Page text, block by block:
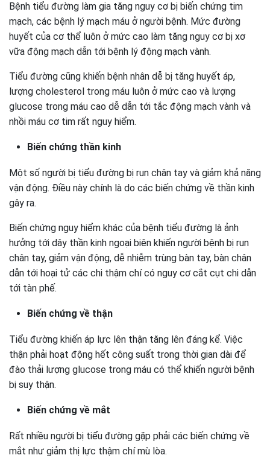
Bệnh tiểu đường làm gia tăng nguy cơ bị biến chứng tim
mạch, các bệnh lý mạch máu ở người bệnh. Mức đường
huyết của cơ thể luôn ở mức cao làm tăng nguy cơ bị xơ
vữa động mạch dẫn tới bệnh lý động mạch vành.
Tiểu đường cũng khiến bệnh nhân dễ bị tăng huyết áp,
lượng cholesterol trong máu luôn ở mức cao và lượng
glucose trong máu cao dễ dẫn tới tắc động mạch vành và
nhồi máu cơ tim rất nguy hiểm.
Biến chứng thần kinh
Một số người bị tiểu đường bị run chân tay và giảm khả năng
vận động. Điều này chính là do các biến chứng về thần kinh
gây ra.
Biến chứng nguy hiểm khác của bệnh tiểu đường là ảnh
hưởng tới dây thần kinh ngoại biên khiến người bệnh bị run
chân tay, giảm vận động, dễ nhiễm trùng bàn tay, bàn chân
dẫn tới hoại tử các chi thậm chí có nguy cơ cắt cụt chi dẫn
tới tàn phế.
Biến chứng về thận
Tiểu đường khiến áp lực lên thận tăng lên đáng kể. Việc
thận phải hoạt động hết công suất trong thời gian dài để
đào thải lượng glucose trong máu có thể khiến người bệnh
bị suy thận.
Biến chứng về mắt
Rất nhiều người bị tiểu đường gặp phải các biến chứng về
mắt như giảm thị lực thậm chí mù lòa.